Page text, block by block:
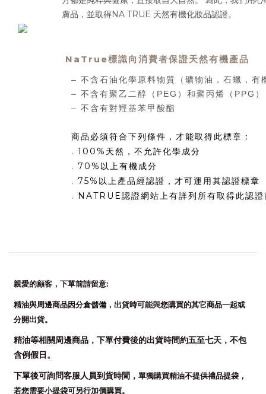
膚品，並取得NA TRUE 天然有機化妝品認證。
NaTrue標識向消費者保證天然有機產品
– 不含石油化學原料物質（礦物油，石蠟，有
– 不含有聚乙二醇（PEG）和聚丙烯（PPG）
– 不含有對羥基苯甲酸酯
商品必須符合下列條件，才能取得此標章：
. 100% 天然，不 允許化學成分
. 70%以上有機成分
. 75% 以上產品經認證，才可運用其認證標章
. NATRUE認證網站上有詳列所有取得此認證
親愛的顧客，下單前請留意:
精油與周邊商品因分倉儲備，出貨時可能與您購買的其它商品一起或
分開出貨。
精油等相關周邊商品， 下單付費後的出貨時間約五至七天， 不包
含例假日。
下單後可詢問客服人員到貨時間， 單獨購買精油不提供禮品提袋，
若您需要小提袋可另行加價購買。